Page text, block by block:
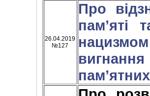
26.04.2019
№127
Про
пам’яті
нацизмом